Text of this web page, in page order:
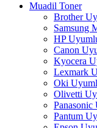
Muadil Toner
Brother
Samsung
HP
Canon
Kyocera
Lexmark
Oki
Olivetti
Pantum